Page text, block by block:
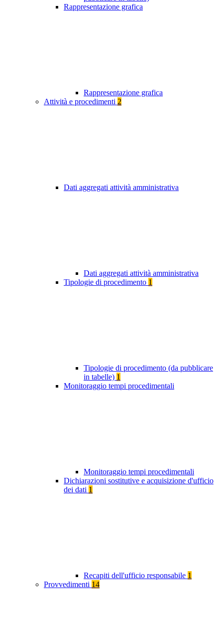
Rappresentazione grafica
Rappresentazione grafica
Attività e procedimenti 2
Dati aggregati attività amministrativa
Dati aggregati attività amministrativa
Tipologie di procedimento 1
Tipologie di procedimento (da pubblicare
in tabelle) 1
Monitoraggio tempi procedimentali
Monitoraggio tempi procedimentali
Dichiarazioni sostitutive e acquisizione d'ufficio
dei dati 1
Recapiti dell'ufficio responsabile 1
Provvedimenti 14